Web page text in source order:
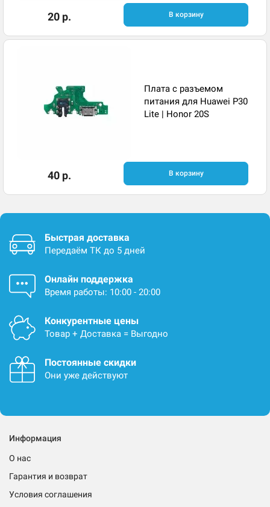
20 р. В корзину
Плата с разъемом
питания для Huawei P30
Lite | Honor 20S
40 р. В корзину
Быстрая доставка
Передаём ТК до 5 дней
Онлайн поддержка
Время работы: 10:00 - 20:00
Конкурентные цены
Товар + Доставка = Выгодно
Постоянные скидки
Они уже действуют
Информация
О нас
Гарантия и возврат
Условия соглашения